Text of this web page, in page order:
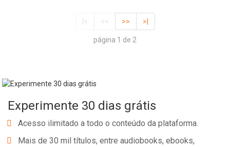
|< << >> >|
página 1 de 2
Experimente 30 dias grátis
Acesso ilimitado a todo o conteúdo da plataforma.
Mais de 30 mil títulos, entre audiobooks, ebooks,